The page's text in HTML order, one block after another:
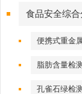
食品安全综合
便携式重金
脂肪含量检
孔雀石绿检